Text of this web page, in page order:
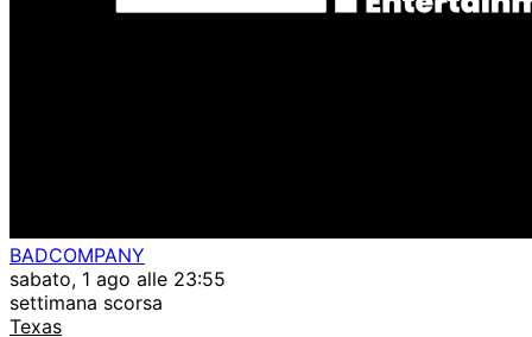
BADCOMPANY
sabato, 1 ago alle 23:55
settimana scorsa
Texas